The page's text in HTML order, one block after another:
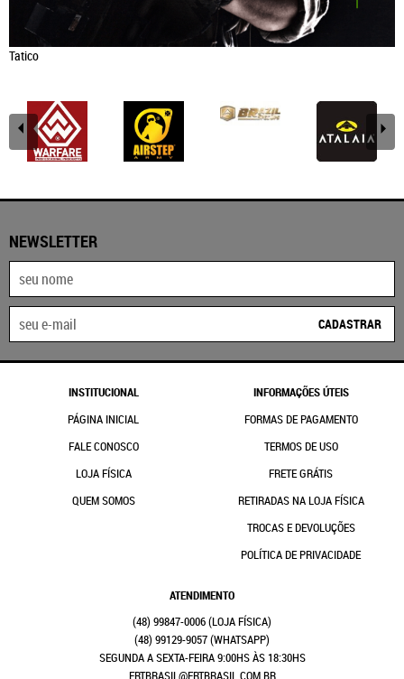
Tatico
NEWSLETTER
CADASTRAR
INSTITUCIONAL
PÁGINA INICIAL
FALE CONOSCO
LOJA FÍSICA
QUEM SOMOS
INFORMAÇÕES ÚTEIS
FORMAS DE PAGAMENTO
TERMOS DE USO
FRETE GRÁTIS
RETIRADAS NA LOJA FÍSICA
TROCAS E DEVOLUÇÕES
POLÍTICA DE PRIVACIDADE
ATENDIMENTO
(48) 99847-0006
(48) 99129-9057(WHATSAPP)
SEGUNDA A SEXTA-FEIRA 9:00HS ÀS 18:30HS
FRTBRASIL@FRTBRASIL.COM.BR